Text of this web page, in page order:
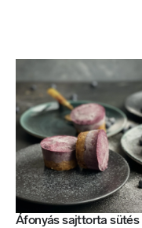
Áfonyás sajttorta sütés